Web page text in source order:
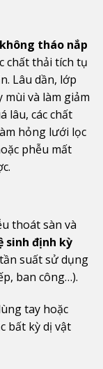
tháo nắp
chất thải tích tụ
Lâu dần, lớp
mùi và làm giảm
lâu, các chất
hỏng lưới lọc
phễu mất
thoát sàn và
sinh định kỳ
suất sử dụng
ban công…).
tay hoặc
bất kỳ dị vật